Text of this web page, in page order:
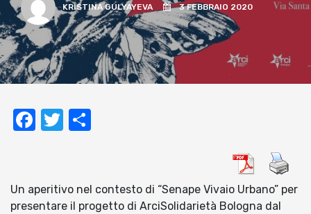
KRISTINA GULYAYEVA 3 FEBBRAIO 2020
Facebook
Twitter
Un aperitivo nel contesto di “Senape Vivaio Urbano” per
presentare il progetto di ArciSolidarietà Bologna dal